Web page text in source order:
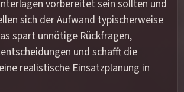
vorbereitet sein sollten und
sich der Aufwand typischerweise
spart unnötige Rückfragen,
und schafft die
realistische Einsatzplanung in